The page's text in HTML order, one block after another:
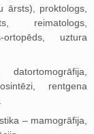
ārsts), proktologs,
reimatologs,
ortopēds, uztura
rentgena
– mamogrāfija,